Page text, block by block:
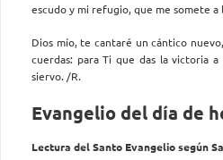
escudo y mi refugio, que me somete a
Dios mío, te cantaré un cántico
cuerdas: para Ti que das la victoria
siervo. /R.
Evangelio del día de
Lectura del Santo Evangelio según